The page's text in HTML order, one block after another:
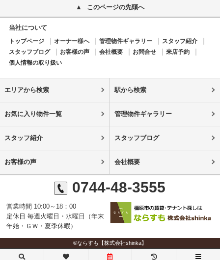
このページの先頭へ
当社について
トップページ オーナー様へ 管理物件ギャラリー
スタッフ紹介
スタッフブログ
お客様の声 会社概要 お問合せ
来店予約
個人情報の取り扱い
エリアから検索 駅から検索
お気に入り物件一覧 管理物件ギャラリー
スタッフ紹介 スタッフブログ
お客様の声 会社概要
0744-48-3555
営業時間 10:00～18：00
定休日 毎週火曜日・水曜日（年末
年始・ＧＷ・夏季休暇）
©ならすも【株式会社shinka】